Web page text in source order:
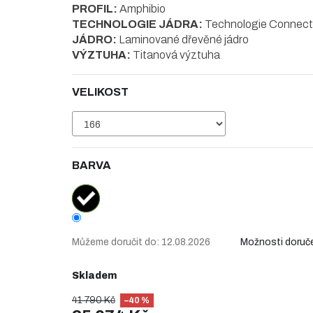
41 790 Kč –40 %
Skladem
VELIKOST
BARVA
Můžeme doručit do: 12.08.2026 Možnosti
PROFIL: Amphibio
TECHNOLOGIE JÁDRA: Technologie Connect
JÁDRO: Laminované dřevěné jádro
VÝZTUHA: Titanová výztuha